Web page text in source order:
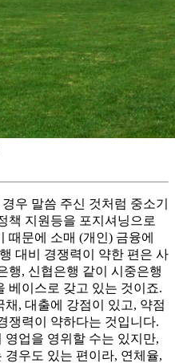
우 말씀 주신 것처럼 중소기
책 지원등을 포지셔닝으로
때문에 소매 (개인) 금융에
대비 경쟁력이 약한 편은 사
행, 신협은행 같이 시중은행
베이스로 갖고 있는 것이죠.
, 대출에 강점이 있고, 약점
쟁력이 약하다는 것입니다.
영업을 영위할 수는 있지만,
우도 있는 편이라, 연체율,